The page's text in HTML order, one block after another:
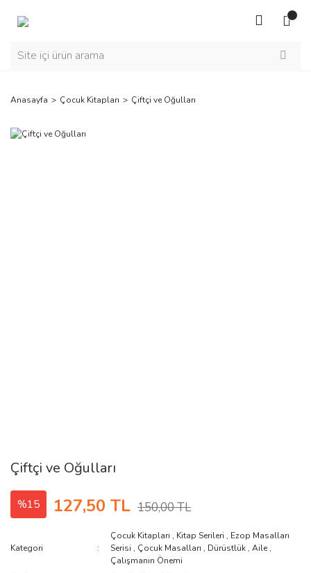
Anasayfa Çocuk Kitapları Çiftçi ve Oğulları
Çiftçi ve Oğulları
%15 127,50 TL 150,00 TL
Kategori
Çocuk Kitapları , Kitap Serileri , Ezop Masalları
Serisi , Çocuk Masalları , Dürüstlük ,Aile ,
Çalışmanın Önemi